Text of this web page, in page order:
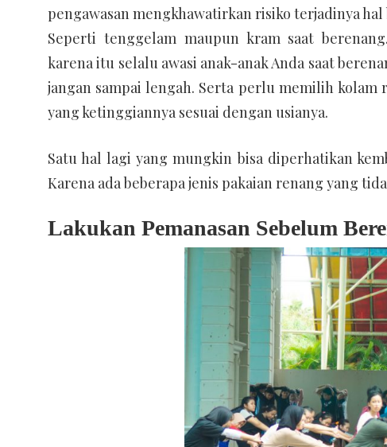
pengawasan mengkhawatirkan risiko terjadinya
Seperti tenggelam maupun kram saat
karena itu selalu awasi anak-anak Anda saat
jangan sampai lengah. Serta perlu memilih kolam
yang ketinggiannya sesuai dengan usianya.
Satu hal lagi yang mungkin bisa diperhatikan
Karena ada beberapa jenis pakaian renang yang
Lakukan Pemanasan Sebelum